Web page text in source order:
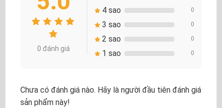
0 đánh giá
4 sao
0
3 sao 0
2 sao 0
1 sao 0
Chưa có đánh giá nào. Hãy là người đầu tiên đánh giá
sản phẩm này!